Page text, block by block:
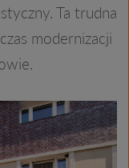
Ta trudna
modernizacji